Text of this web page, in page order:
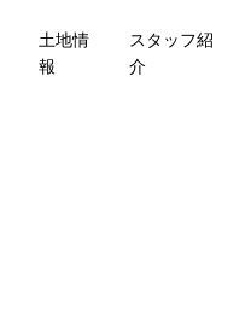
土地情
報
スタッフ紹
介